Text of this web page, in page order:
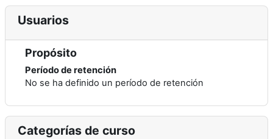
Usuarios
Propósito
Período de retención
No se ha definido un período de retención
Categorías de curso